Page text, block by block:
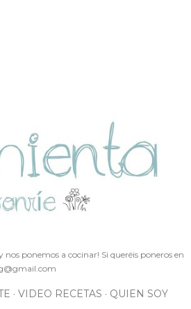
nos ponemos a cocinar! Si queréis poneros en
VIDEO RECETAS QUIEN SOY